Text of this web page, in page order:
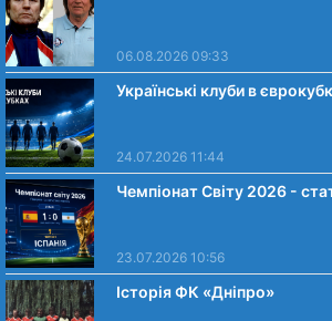
06.08.2026 09:33
Українські клуби в
24.07.2026 11:44
Чемпіонат Світу 2026 -
23.07.2026 10:56
Історія ФК «Дніпро»